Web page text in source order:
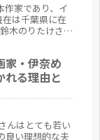
作家であり、イ
は千葉県に在
木のりたけさん
家・伊奈め
れる理由と
んはとても若い
良い理想的な夫